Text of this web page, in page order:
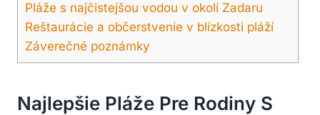
Pláže s najčistejšou vodou v okolí Zadaru
Reštaurácie a občerstvenie v blízkosti pláží
Záverečné poznámky
Najlepšie Pláže Pre Rodiny S